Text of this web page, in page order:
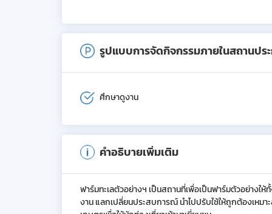
รูปแบบการจัดกิจกรรมภายในสถานปร
ศึกษาดูงาน
คำอธิบายเพิ่มเติม
ฟาร์มทะเลตัวอย่างฯ เป็นสถานที่เพื่อเป็นฟาร์มตัวอย่างใ
งาน แลกเปลี่ยนประสบการณ์ นำไปปรับใช้ให้ถูกต้องเหม